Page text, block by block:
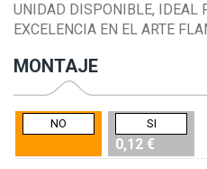
UNIDAD DISPONIBLE, IDEAL
EXCELENCIA EN EL ARTE
MONTAJE
NO SI
0,12 €